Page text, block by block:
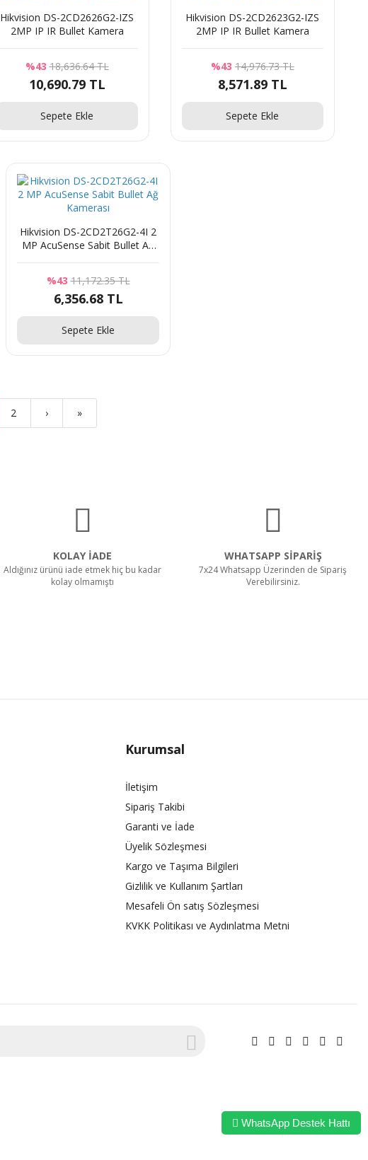
Hikvision DS-2CD2626G2-IZS
2MP IP IR Bullet Kamera
%43 18,636.64 TL
10,690.79 TL
Sepete Ekle
Hikvision DS-2CD2623G2-IZS
2MP IP IR Bullet Kamera
%43 14,976.73 TL
8,571.89 TL
Sepete Ekle
Hikvision DS-2CD2T26G2-4I 2
MP AcuSense Sabit Bullet Ağ
%43 11,172.35 TL
6,356.68 TL
Sepete Ekle
2 › »
KOLAY İADE
Aldığınız ürünü iade etmek hiç bu kadar
kolay olmamıştı
WHATSAPP SİPARİŞ
7x24 Whatsapp Üzerinden de Sipariş
Verebilirsiniz.
Kurumsal
İletişim
Sipariş Takibi
Garanti ve İade
Üyelik Sözleşmesi
Kargo ve Taşıma Bilgileri
Gizlilik ve Kullanım Şartları
Mesafeli Ön satış Sözleşmesi
KVKK Politikası ve Aydınlatma Metni
WhatsApp Destek Hattı